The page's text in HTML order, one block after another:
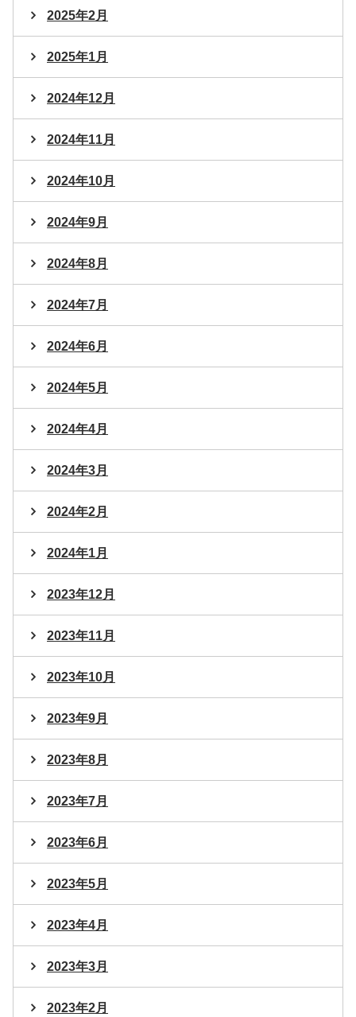
2025年2月
2025年1月
2024年12月
2024年11月
2024年10月
2024年9月
2024年8月
2024年7月
2024年6月
2024年5月
2024年4月
2024年3月
2024年2月
2024年1月
2023年12月
2023年11月
2023年10月
2023年9月
2023年8月
2023年7月
2023年6月
2023年5月
2023年4月
2023年3月
2023年2月